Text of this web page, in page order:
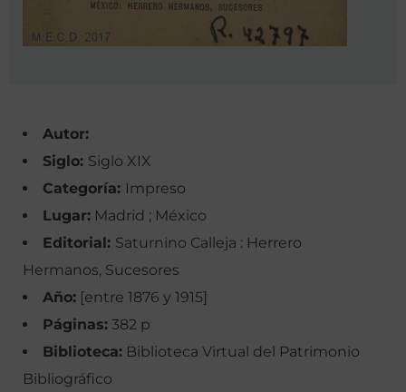
Autor:
Siglo: Siglo XIX
Categoría: Impreso
Lugar: Madrid ; México
Editorial: Saturnino Calleja : Herrero
Hermanos, Sucesores
Año: [entre 1876 y 1915]
Páginas: 382 p
Biblioteca: Biblioteca Virtual del Patrimonio
Bibliográfico